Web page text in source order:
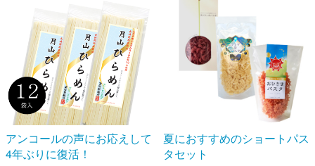
アンコールの声にお応えして
4年ぶりに復活！
夏におすすめのショートパス
タセット